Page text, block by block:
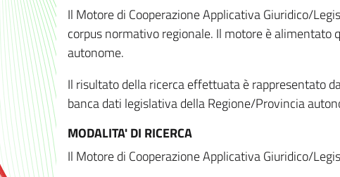
Il Motore di Cooperazione Applicativa Giuridico/
corpus normativo regionale. Il motore è
autonome.
Il risultato della ricerca effettuata è rappresentato
banca dati legislativa della Regione/Provincia
MODALITA' DI RICERCA
Il Motore di Cooperazione Applicativa Giuridico/